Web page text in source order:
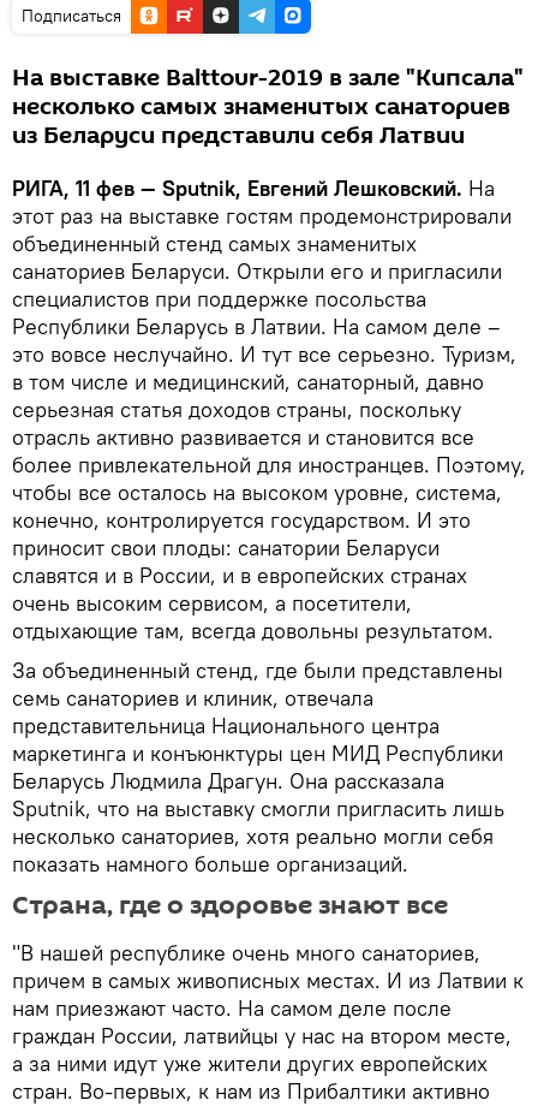
Подписаться
На выставке Balttour-2019 в зале "Кипсала"
несколько самых знаменитых санаториев
из Беларуси представили себя Латвии
РИГА, 11 фев — Sputnik, Евгений Лешковский. На
этот раз на выставке гостям продемонстрировали
объединенный стенд самых знаменитых
санаториев Беларуси. Открыли его и пригласили
специалистов при поддержке посольства
Республики Беларусь в Латвии. На самом деле –
это вовсе неслучайно. И тут все серьезно. Туризм,
в том числе и медицинский, санаторный, давно
серьезная статья доходов страны, поскольку
отрасль активно развивается и становится все
более привлекательной для иностранцев. Поэтому,
чтобы все осталось на высоком уровне, система,
конечно, контролируется государством. И это
приносит свои плоды: санатории Беларуси
славятся и в России, и в европейских странах
очень высоким сервисом, а посетители,
отдыхающие там, всегда довольны результатом.
За объединенный стенд, где были представлены
семь санаториев и клиник, отвечала
представительница Национального центра
маркетинга и конъюнктуры цен МИД Республики
Беларусь Людмила Драгун. Она рассказала
Sputnik, что на выставку смогли пригласить лишь
несколько санаториев, хотя реально могли себя
показать намного больше организаций.
Страна, где о здоровье знают все
"В нашей республике очень много санаториев,
причем в самых живописных местах. И из Латвии к
нам приезжают часто. На самом деле после
граждан России, латвийцы у нас на втором месте,
а за ними идут уже жители других европейских
стран. Во-первых, к нам из Прибалтики активно